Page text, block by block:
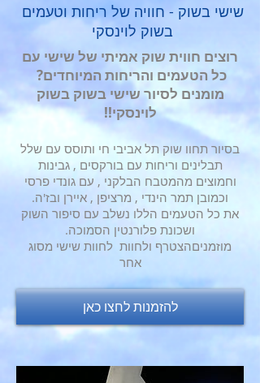
שישי בשוק - חוויה של ריחות וטעמים
בשוק לוינסקי
רוצים חווית שוק אמיתי של שישי עם
כל הטעמים והריחות המיוחדים?
מומנים לסיור שישי בשוק בשוק
לוינסקי!!
בסיור תחוו שוק תל אביבי חי ותוסס עם שלל
תבלינים וריחות עם בורקסים , גבינות
וחמוצים מהמטבח הבלקני , עם גונדי פרסי
וכמובן תמר הינדי , מרציפן , איירן ובז'ה.
את כל הטעמים הללו נשלב עם סיפור השוק
ושכונת פלורנטין הסמוכה.
מוזמניםהצטרף ולחוות לחוות שישי מסוג
אחר
להזמנות לחצו כאן